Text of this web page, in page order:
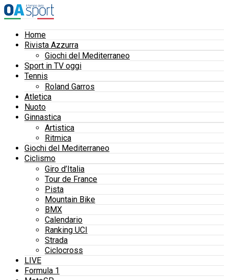
Home
Rivista Azzurra
Giochi del Mediterraneo
Sport in TV oggi
Tennis
Roland Garros
Atletica
Nuoto
Ginnastica
Artistica
Ritmica
Giochi del Mediterraneo
Ciclismo
Giro d’Italia
Tour de France
Pista
Mountain Bike
BMX
Calendario
Ranking UCI
Strada
Ciclocross
LIVE
Formula 1